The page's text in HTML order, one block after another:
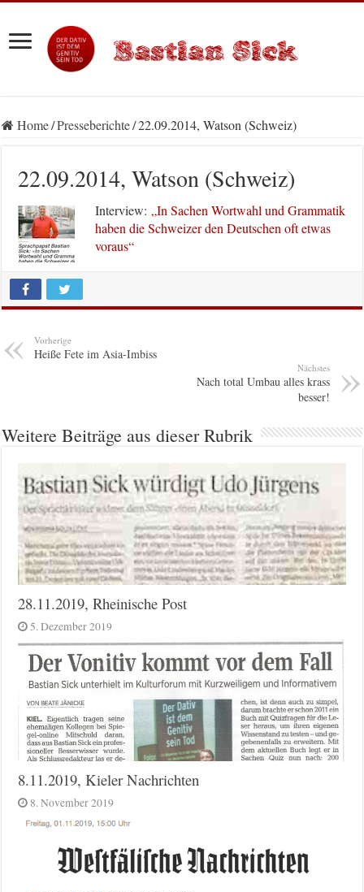
Home/Presseberichte/22.09.2014, Watson (Schweiz)
22.09.2014, Watson (Schweiz)
Interview:„In Sachen Wortwahl und Grammatik
haben die Schweizer den Deutschen oft etwas
voraus“
Vorherige
Heiße Fete im Asia-Imbiss
Nächstes
Nach total Umbau alles krass
besser!
Weitere Beiträge aus dieser Rubrik
28.11.2019, Rheinische Post
5. Dezember 2019
8.11.2019, Kieler Nachrichten
8. November 2019